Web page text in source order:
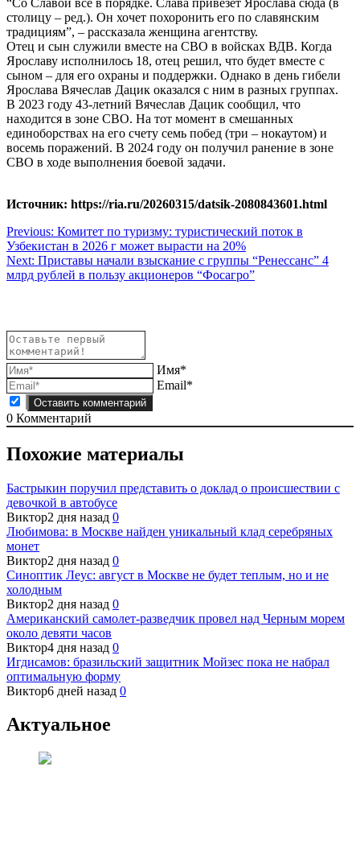
столицу – ред.). Он хочет похоронить его по славянским
традициям”, – рассказала женщина агентству.
Отец и сын служили вместе на СВО в войсках ВДВ. Когда
Ярославу исполнилось 18, отец решил, что будет вместе с
сыном – для его охраны и поддержки. Однако в день гибели
Ярослава Вячеслав Дацик оказался с ним в разных группах.
В 2023 году 43-летний Вячеслав Дацик сообщил, что
находится в зоне СВО. На тот момент в смешанных
единоборствах на его счету семь побед (три – нокаутом) и
восемь поражений. В 2024 году он получил ранение в зоне
СВО в ходе выполнения боевой задачи.
Источник: https://ria.ru/20260315/datsik-2080843601.html
Навигация
по
записям
Previous: Комитет по туризму: туристический поток в
Узбекистан в 2026 г может вырасти на 20%
Next: Приставы начали взыскание с группы “Ренессанс” 4
млрд рублей в пользу акционеров “Фосагро”
Имя*
Email*
0 Комментарий
Похожие материалы
Бастрыкин поручил представить о доклад о происшествии с
девочкой в автобусе
Виктор2 дня назад 0
Любимова: в Москве найден уникальный клад серебряных
монет
Виктор2 дня назад 0
Синоптик Леус: август в Москве не будет теплым, но и не
холодным
Виктор2 дня назад 0
Американский самолет-разведчик провел над Черным морем
около девяти часов
Виктор4 дня назад 0
Игдисамов: бразильский защитник Мойзес пока не набрал
оптимальную форму
Виктор6 дней назад 0
Актуальное